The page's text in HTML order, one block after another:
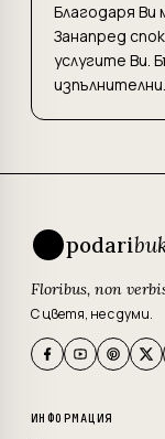
Благодаря Ви
Занапред
услугите Ви.
изпълнителни.
podari
Floribus, non
С цветя, не с думи.
ИНФОРМАЦИЯ